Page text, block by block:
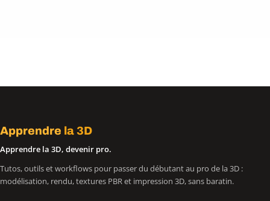
Apprendre la 3D
Apprendre la 3D, devenir pro.
Tutos, outils et workflows pour passer du débutant au pro de la 3D :
modélisation, rendu, textures PBR et impression 3D, sans baratin.